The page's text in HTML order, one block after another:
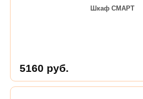
Шкаф СМАРТ
5160 руб.